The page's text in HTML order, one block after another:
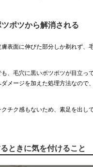
ポツから解消される
表面に伸びた部分しか剃れず、
、毛穴に黒いポツポツが目立っ
メージを加えた処理方法なので
チク感もないため、素足を出し
ときに気を付けること